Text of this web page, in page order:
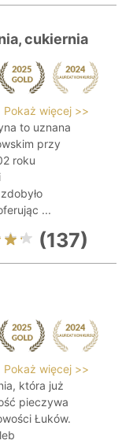
cukiernia
Pokaż więcej >>
to uznana
przy
roku
...
(137)
Pokaż więcej >>
która już
pieczywa
Łuków.